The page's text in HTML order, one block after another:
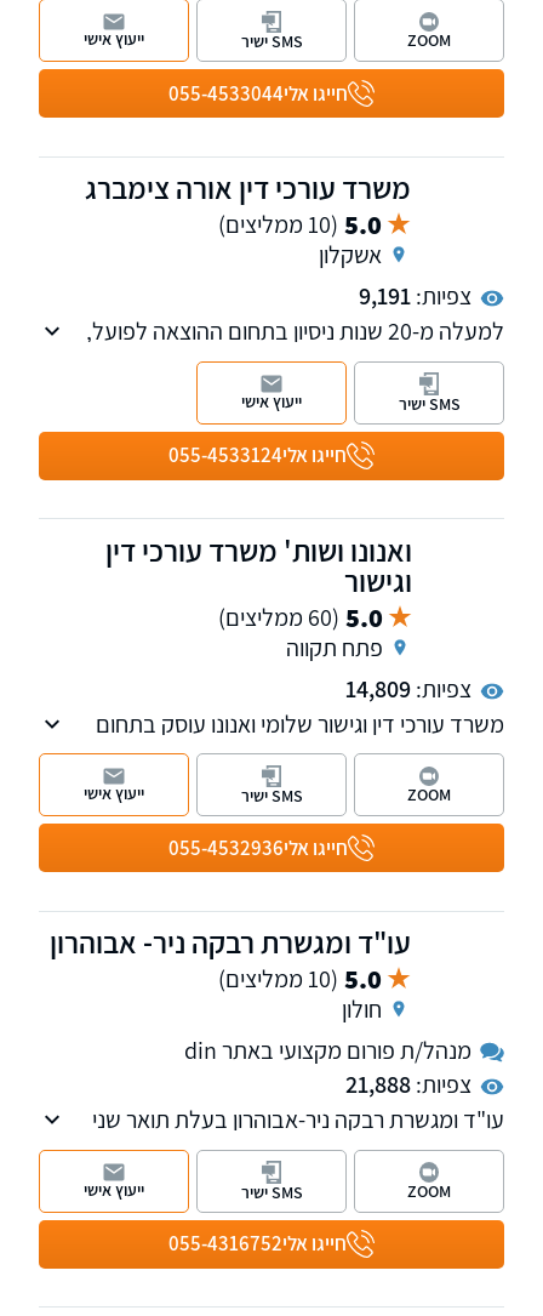
חשיבה מדויקת ומחויבות מלאה לכל אדם ולכל תיק
חייגו אלי055-4533044
ZOOM SMS ישיר ייעוץ אישי
משרד עורכי דין אורה צימברג
5.0 (10 ממליצים)
אשקלון
צפיות:9,191
למעלה מ-20 שנות ניסיון בתחום ההוצאה לפועל,
חדלות הפירעון, מחיקת חובות ועוד. המשרד עוסק
גם בתחומי דיני המשפחה, המשפט האזרחי,
המשפט הצבאי והצבאי-פלילי. מעניקים שירות
משפטי מתל אביב ועד באר שבע. ניתן לקיים
פגישה באזור מגוריכם.
חייגו אלי055-4533124
SMS ישיר ייעוץ אישי
ואנונו ושות' משרד עורכי דין
וגישור
5.0 (60 ממליצים)
פתח תקווה
צפיות:14,809
משרד עורכי דין וגישור שלומי ואנונו עוסק בתחום
המשפחה והמעמד האישי על כל רבדיו, בתחום
האזרחי: תביעות בנושא לשון הרע, סכסוכי שכנים
ופינוי מושכר. בנוסף, פועלת במשרד גם מחלקת
חייגו אלי055-4532936
ZOOM SMS ישיר ייעוץ אישי
עו"ד ומגשרת רבקה ניר- אבוהרון
5.0 (10 ממליצים)
חולון
מנהל/ת פורום מקצועי באתר din
צפיות:21,888
עו"ד ומגשרת רבקה ניר-אבוהרון בעלת תואר שני
במשפטים. מוסמכת לעריכת ייפוי כוח מתמשך,
בעלת ניסיון רב בייצוג ובסיוע בעסקאות מקרקעין,
פשיטת רגל, גישור ובוררות בהסכם גירושין, ודיני
משפחה - במיוחד צוואות וירושות.
חייגו אלי055-4316752
ZOOM SMS ישיר ייעוץ אישי